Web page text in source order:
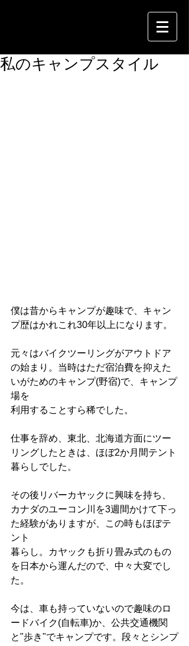
私のキャンプスタイル
僕は昔からキャンプが趣味で、キャン
プ歴はかれこれ30年以上になります。
元々はバイクツーリングがアウトドア
の始まり。当時はただ宿泊費を抑えた
いがためのキャンプ(野宿)で、キャンプ
場を
利用することすら稀でした。
仕事を辞め、東北、北海道方面にツー
リングしたときは、ほぼ2か月間テント
暮らしでした。
その後リバーカヤックに興味を持ち、
カナダのユーコン川を3週間かけて下っ
た経験がありますが、この時もほぼテ
ント
暮らし。カヤックも折り畳み式のもの
を日本から運んだので、中々大変でし
た。
今は、車も持っていないので趣味のロ
ードバイク(自転車)か、公共交通機関
と"歩き"でキャンプです。段々とシンプ